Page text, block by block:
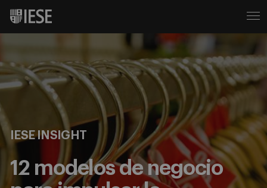
IESE INSIGHT
12 modelos de negocio